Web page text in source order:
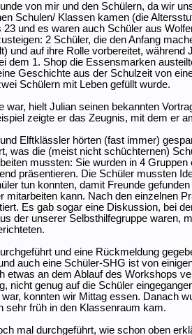
von mir und den Schülern, da wir
Schulen/ Klassen kamen (die
und es waren auch Schüler aus
2 Schüler, die den Anfang
und auf ihre Rolle vorbereitet, während
dem 1. Shop die Essensmarken
Geschichte aus der Schulzeit von
Schülern mit Leben gefüllt wurde.
war, hielt Julian seinen bekannten
zeigte er das Zeugnis, mit dem er
Elftklässler hörten (fast immer)
was die (meist nicht schüchternen)
mussten: Sie wurden in 4 Gruppen
präsentieren. Die Schüler mussten
tun konnten, damit Freunde
mitarbeiten kann. Nach den einzelnen
Es gab sogar eine Diskussion, bei
der unserer Selbsthilfegruppe waren,
und eine Rückmeldung
auch eine Schüler-SHG ist von
etwas an dem Ablauf des Workshops
nicht genug auf die Schüler
konnten wir Mittag essen. Danach
sehr früh in den Klassenraum kam.
mal durchgeführt, wie schon oben